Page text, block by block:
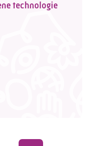
technologie